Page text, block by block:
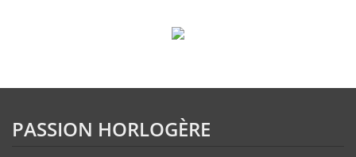
PASSION HORLOGÈRE